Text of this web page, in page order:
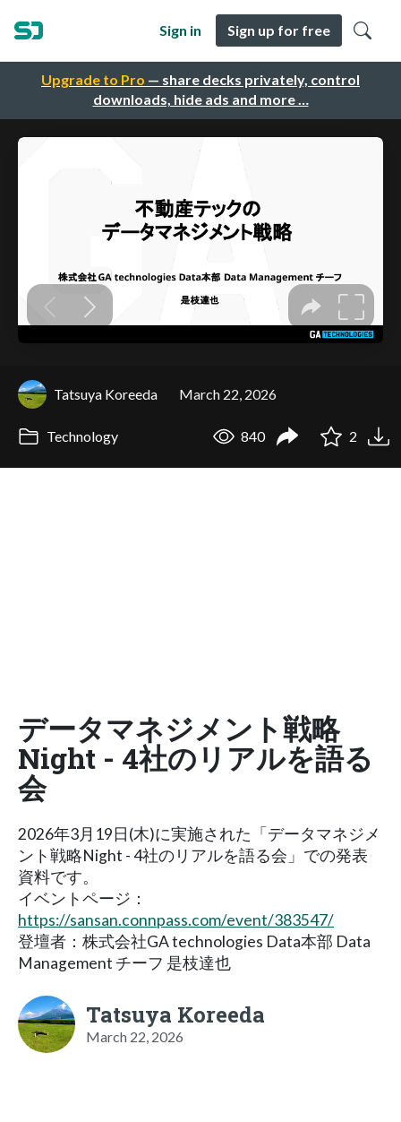
Upgrade to Pro — share decks privately, control
downloads, hide ads and more …
Sign in Sign up for free
Tatsuya Koreeda March 22, 2026
Technology 840 2
データマネジメント戦略
Night - 4社のリアルを語る
会
2026年3月19日(木)に実施された「データマネジメ
ント戦略Night - 4社のリアルを語る会」での発表
資料です。
イベントページ：
https://sansan.connpass.com/event/383547/
登壇者：株式会社GA technologies Data本部 Data
Management チーフ 是枝達也
Tatsuya Koreeda
March 22, 2026